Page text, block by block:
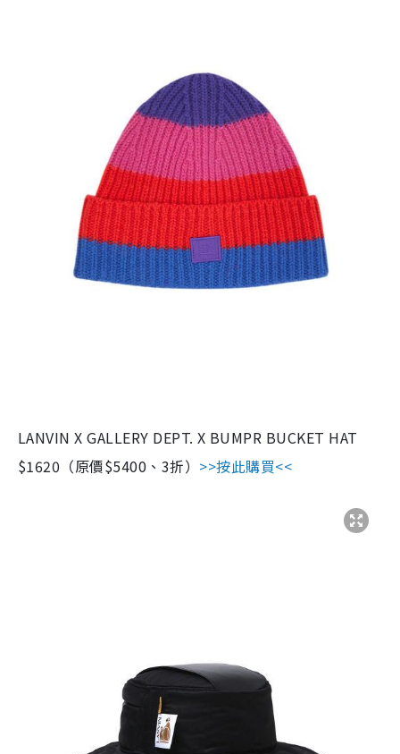
LANVIN X GALLERY DEPT. X BUMPR BUCKET HAT
$1620（原價$5400、3折） >>按此購買<<